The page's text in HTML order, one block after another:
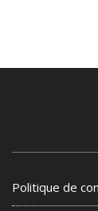
Politique de